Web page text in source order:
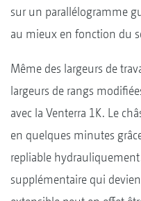
sur un parallélogramme
au mieux en fonction du
Même des largeurs de
largeurs de rangs
avec la Venterra 1K. Le
en quelques minutes
repliable
supplémentaire qui